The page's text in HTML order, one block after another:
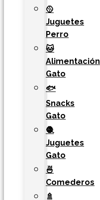
🥎
Juguetes
Perro
🐱
Alimentación
Gato
🐟
Snacks
Gato
🧶
Juguetes
Gato
🍜
Comederos
🚿